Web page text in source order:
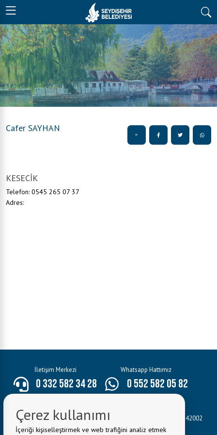
Cafer SAYHAN
KESECİK
Telefon: 0545 265 07 37
Adres:
İletişim Merkezi
0 332 582 34 28
Whatsapp Hattımız
0 552 582 05 82
Belediye Adresi:Hacı Seyit Ali Mahallesi Mevlâna Caddesi No:3 42002
Seydişehir/KONYA
Çerez kullanımı
İçeriği kişiselleştirmek ve web trafiğini analiz etmek